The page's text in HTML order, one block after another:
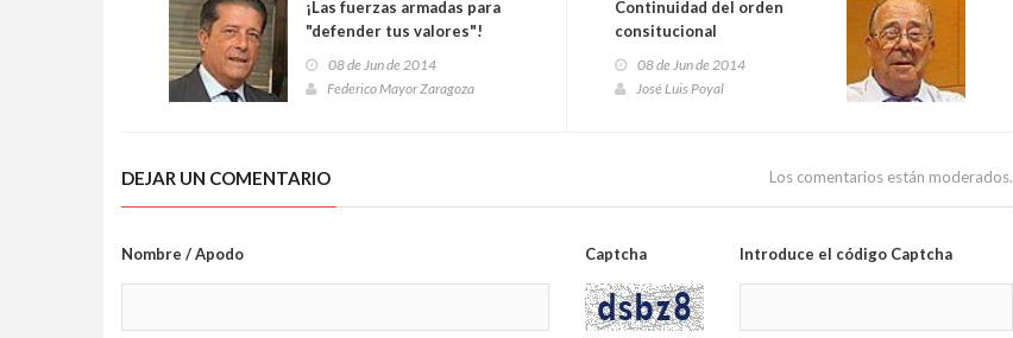
¡Las fuerzas armadas para
"defender tus valores"!
08 de Jun de 2014
Federico Mayor Zaragoza
Continuidad del orden
consitucional
08 de Jun de 2014
José Luis Poyal
DEJAR UN COMENTARIO Los comentarios están moderados.
Nombre / Apodo Captcha Introduce el código Captcha